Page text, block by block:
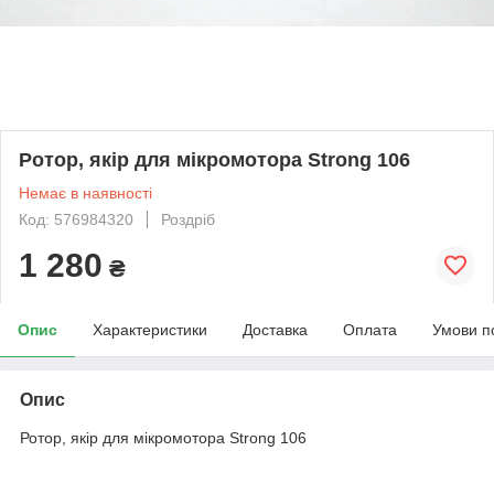
Ротор, якір для мікромотора Strong 106
Немає в наявності
Код: 576984320
Роздріб
1 280 ₴
Опис Характеристики Доставка Оплата Умови
Опис
Ротор, якір для мікромотора Strong 106